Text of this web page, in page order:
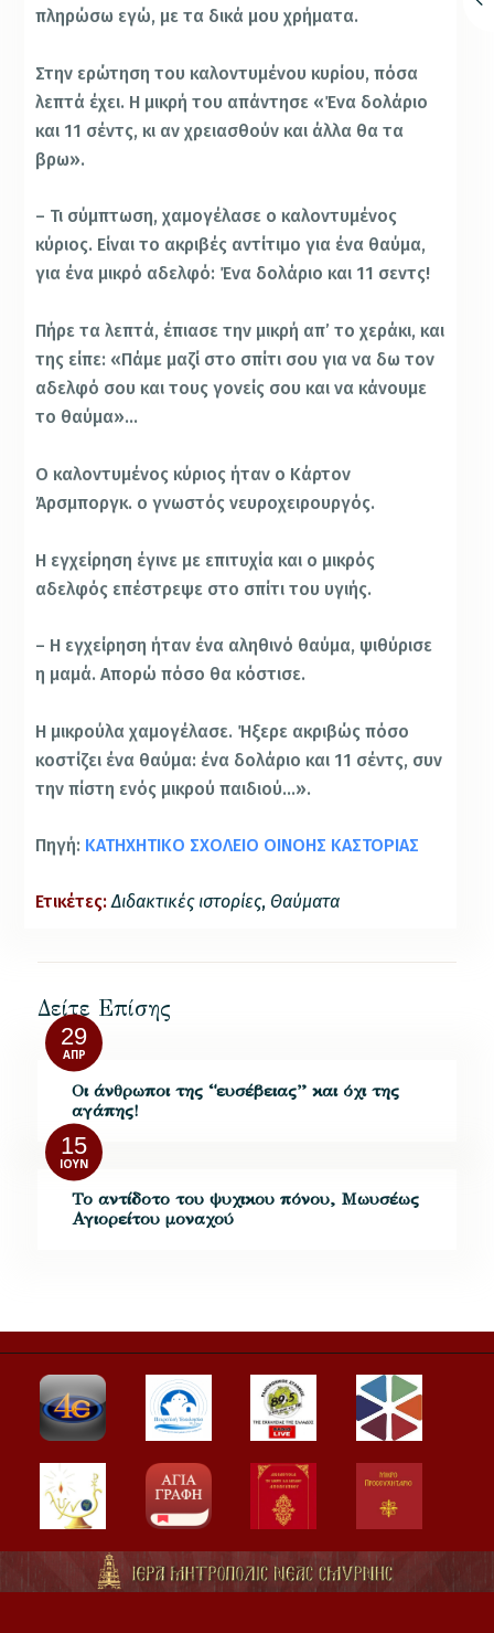
πληρώσω εγώ, με τα δικά μου χρήματα.
Στην ερώτηση του καλοντυμένου κυρίου, πόσα
λεπτά έχει. Η μικρή του απάντησε «Ένα δολάριο
και 11 σέντς, κι αν χρειασθούν και άλλα θα τα
βρω».
– Τι σύμπτωση, χαμογέλασε ο καλοντυμένος
κύριος. Είναι το ακριβές αντίτιμο για ένα θαύμα,
για ένα μικρό αδελφό: Ένα δολάριο και 11 σεντς!
Πήρε τα λεπτά, έπιασε την μικρή απ’ το χεράκι, και
της είπε: «Πάμε μαζί στο σπίτι σου για να δω τον
αδελφό σου και τους γονείς σου και να κάνουμε
το θαύμα»…
Ο καλοντυμένος κύριος ήταν ο Κάρτον
Άρσμποργκ. ο γνωστός νευροχειρουργός.
Η εγχείρηση έγινε με επιτυχία και ο μικρός
αδελφός επέστρεψε στο σπίτι του υγιής.
– Η εγχείρηση ήταν ένα αληθινό θαύμα, ψιθύρισε
η μαμά. Απορώ πόσο θα κόστισε.
Η μικρούλα χαμογέλασε. Ήξερε ακριβώς πόσο
κοστίζει ένα θαύμα: ένα δολάριο και 11 σέντς, συν
την πίστη ενός μικρού παιδιού…».
Πηγή: ΚΑΤΗΧΗΤΙΚΟ ΣΧΟΛΕΙΟ ΟΙΝΟΗΣ ΚΑΣΤΟΡΙΑΣ
Ετικέτες: Διδακτικές ιστορίες, Θαύματα
Δείτε Επίσης
29
ΑΠΡ
Οι άνθρωποι της “ευσέβειας” και όχι της
αγάπης!
15
ΙΟΎΝ
Το αντίδοτο του ψυχικου πόνου, Μωυσέως
Αγιορείτου μοναχού